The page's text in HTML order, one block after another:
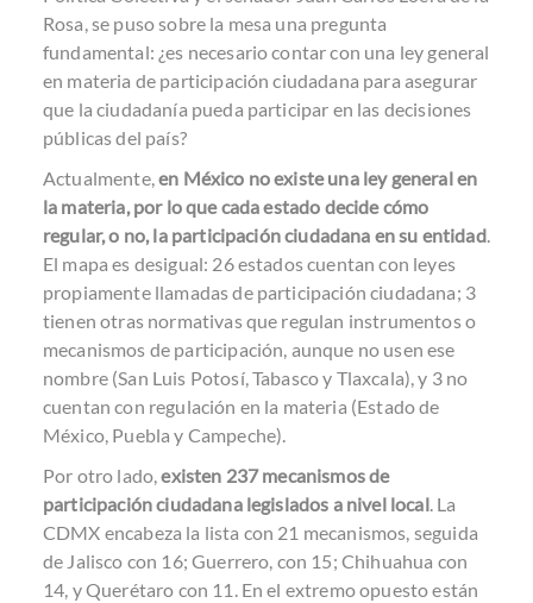
Rosa, se puso sobre la mesa una pregunta
fundamental: ¿es necesario contar con una ley general
en materia de participación ciudadana para asegurar
que la ciudadanía pueda participar en las decisiones
públicas del país?
Actualmente,en México no existe una ley general en
la materia, por lo que cada estado decide cómo
regular, o no, la participación ciudadana en su entidad.
El mapa es desigual: 26 estados cuentan con leyes
propiamente llamadas de participación ciudadana; 3
tienen otras normativas que regulan instrumentos o
mecanismos de participación, aunque no usen ese
nombre (San Luis Potosí, Tabasco y Tlaxcala), y 3 no
cuentan con regulación en la materia (Estado de
México, Puebla y Campeche).
Por otro lado,existen 237 mecanismos de
participación ciudadana legislados a nivel local. La
CDMX encabeza la lista con 21 mecanismos, seguida
de Jalisco con 16; Guerrero, con 15; Chihuahua con
14, y Querétaro con 11. En el extremo opuesto están